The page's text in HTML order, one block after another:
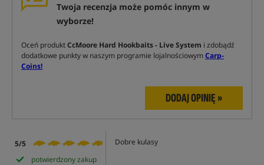
Twoja recenzja może pomóc innym w
wyborze!
Oceń produktCcMoore Hard Hookbaits - Live System i zdobądź
dodatkowe punkty w naszym programie lojalnościowymCarp-
Coins!
DODAJ OPINIĘ »
5/5
potwierdzony zakup
Dobre kulasy